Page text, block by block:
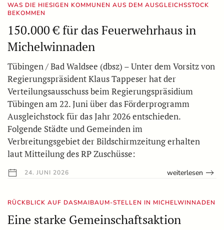
WAS DIE HIESIGEN KOMMUNEN AUS DEM AUSGLEICHSSTOCK
BEKOMMEN
150.000 € für das Feuerwehrhaus in
Michelwinnaden
Tübingen / Bad Waldsee (dbsz) – Unter dem Vorsitz von
Regierungspräsident Klaus Tappeser hat der
Verteilungsausschuss beim Regierungspräsidium
Tübingen am 22. Juni über das Förderprogramm
Ausgleichstock für das Jahr 2026 entschieden.
Folgende Städte und Gemeinden im
Verbreitungsgebiet der Bildschirmzeitung erhalten
laut Mitteilung des RP Zuschüsse:
24. JUNI 2026 weiterlesen
RÜCKBLICK AUF DASMAIBAUM-STELLEN IN MICHELWINNADEN
Eine starke Gemeinschaftsaktion